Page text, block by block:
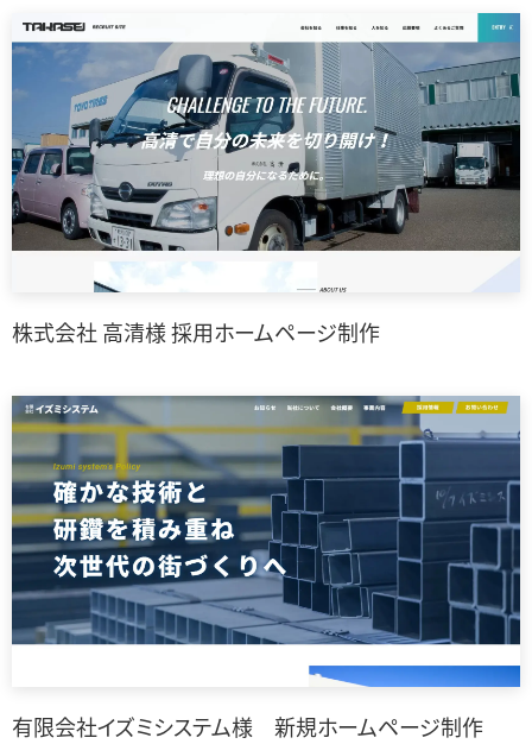
株式会社 高清様 採用ホームページ制作
有限会社イズミシステム様 新規ホームページ制作